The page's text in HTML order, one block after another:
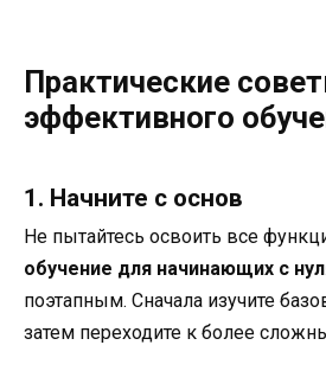
Практические
эффективного
1. Начните с основ
Не пытайтесь освоить все
обучение для начинающих с
поэтапным. Сначала изучите
затем переходите к более